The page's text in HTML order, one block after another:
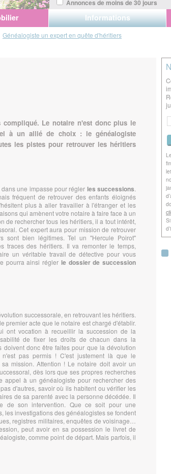
Annonces de moins de 30 jours
Informations
Généalogiste un expert en quête d'héritiers
Le notaire n'est donc plus le
à un allié de choix : le généalogiste
les pistes pour retrouver les héritiers
une impasse pour régler les successions.
fréquent de retrouver des enfants éloignés
plus à aller travailler à l'étranger et les
qui amènent votre notaire à faire face à un
de rechercher tous les héritiers, il a tout intérêt,
Cet expert aura pour mission de retrouver
sont bien légitimes. Tel un "Hercule Poirot"
traces des héritiers. Il va remonter le temps,
un véritable travail de détective pour vous
pourra ainsi régler le dossier de succession
successorale, en retrouvant les héritiers.
premier acte que le notaire est chargé d'établir.
ont vocation à recueillir la succession de la
de fixer les droits de chacun dans la
donc être faites pour que la dévolution
pas permis ! C'est justement là que le
mission. Attention ! Le notaire doit avoir un
dès lors que ses propres recherches
appel à un généalogiste pour rechercher des
d'autres, savoir où ils habitent ou vérifier les
de sa parenté avec la personne décédée. Il
de son intervention. Que ce soit pour une
les investigations des généalogistes se fondent
registres militaires, enquêtes de voisinage…
peut avoir en sa possession le livret de
comme point de départ. Mais parfois, il